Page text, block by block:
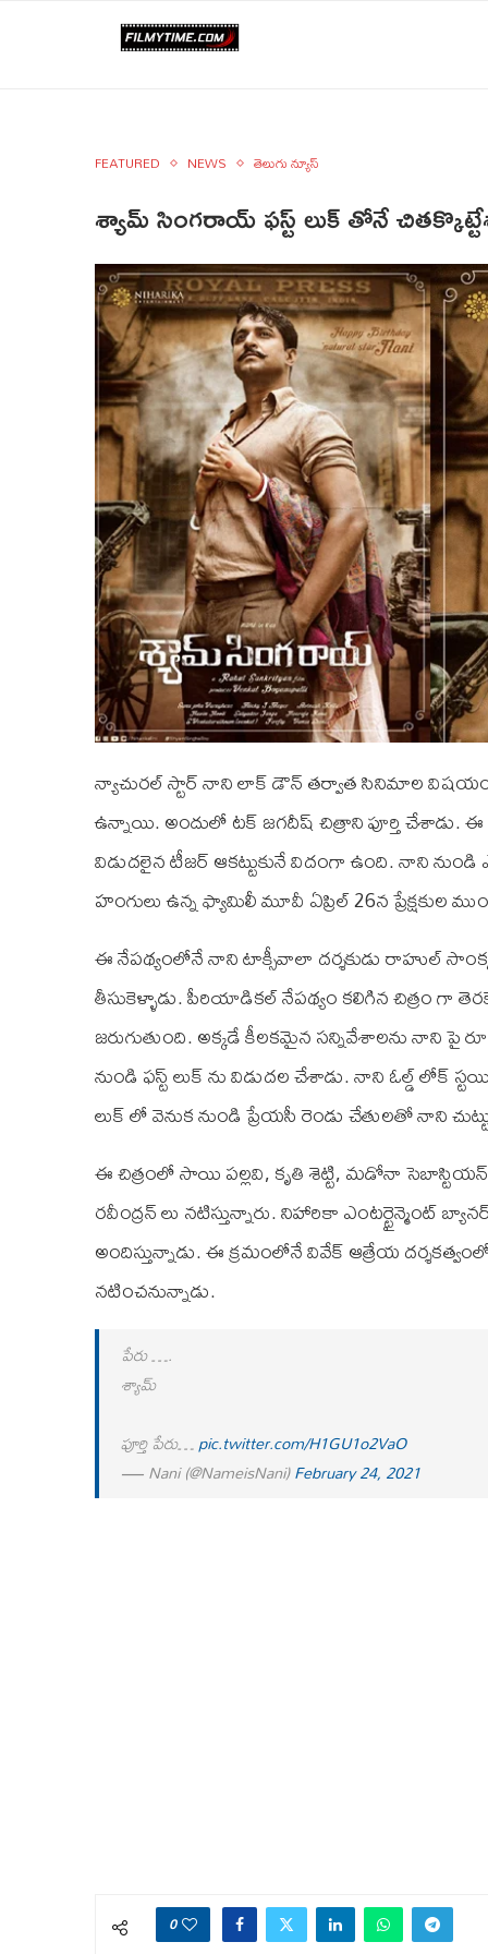
FEATURED NEWS తెలుగు న్యూస్
శ్యామ్ సింగరాయ్ ఫస్ట్ లుక్ తోనే
న్యాచురల్ స్టార్ నాని లాక్ డౌన్ తర్వాత సినిమాల
ఉన్నాయి. అందులో టక్ జగదీష్ చిత్రాని పూర్తి చేశాడు.
విడుదలైన టీజర్ ఆకట్టుకునే విదంగా ఉంది. నాని
హంగులు ఉన్న ఫ్యామిలీ మూవీ ఏప్రిల్ 26న ప్రేక్షకుల
ఈ నేపథ్యంలోనే నాని టాక్సీవాలా దర్శకుడు రాహుల్
తీసుకెళ్ళాడు. పీరియాడికల్ నేపథ్యం కలిగిన చిత్రం గా
జరుగుతుంది. అక్కడే కీలకమైన సన్నివేశాలను నాని పై
నుండి ఫస్ట్ లుక్ ను విడుదల చేశాడు. నాని ఓల్డ్ లోక్
లుక్ లో వెనుక నుండి ప్రేయసీ రెండు చేతులతో నాని
ఈ చిత్రంలో సాయి పల్లవి, కృతి శెట్టి, మడోనా
రవీంద్రన్ లు నటిస్తున్నారు. నిహారికా ఎంటర్టైన్మెంట్
అందిస్తున్నాడు. ఈ క్రమంలోనే వివేక్ ఆత్రేయ
నటించనున్నాడు.
పేరు ….
శ్యామ్
పూర్తి పేరు…pic.twitter.com/H1GU1o2VaO
— Nani (@NameisNani)February 24, 2021
0